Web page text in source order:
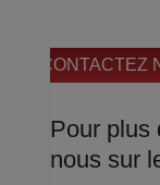
CONTACTEZ
Pour plus
nous sur